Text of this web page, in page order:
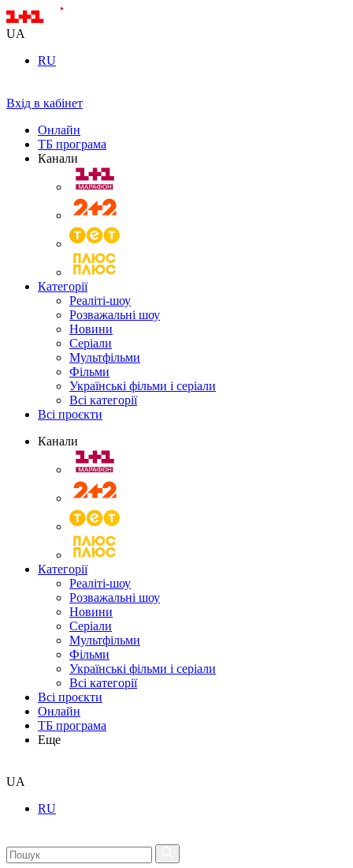
UA
RU
Вхід в кабінет
Онлайн
ТБ програма
Канали
Категорії
Реаліті-шоу
Розважальні шоу
Новини
Серіали
Мультфільми
Фільми
Українські фільми і серіали
Всі категорії
Всі проєкти
Канали
Категорії
Реаліті-шоу
Розважальні шоу
Новини
Серіали
Мультфільми
Фільми
Українські фільми і серіали
Всі категорії
Всі проєкти
Онлайн
ТБ програма
Еще
UA
RU